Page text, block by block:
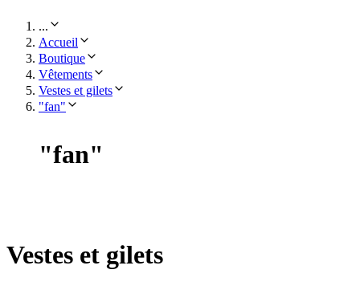
...
Accueil
Boutique
Vêtements
Vestes et gilets
"fan"
"fan"
Vestes et gilets